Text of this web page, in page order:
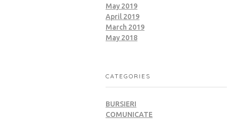
May 2019
April 2019
March 2019
May 2018
CATEGORIES
BURSIERI
COMUNICATE